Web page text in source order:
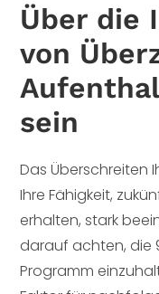
Über die
von
sein
Das Überschreiten
Ihre Fähigkeit,
erhalten, stark
darauf achten, die
Programm